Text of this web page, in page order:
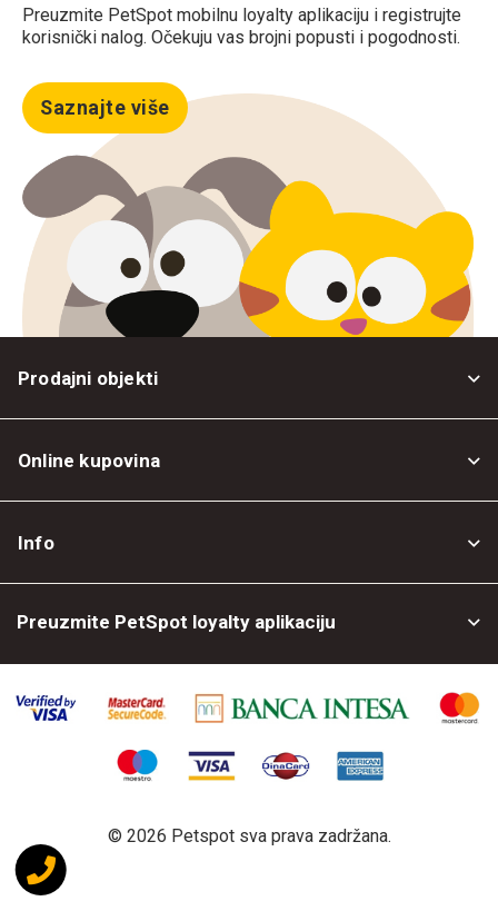
Preuzmite PetSpot mobilnu loyalty aplikaciju i registrujte
korisnički nalog. Očekuju vas brojni popusti i pogodnosti.
Saznajte više
Prodajni objekti
Online kupovina
Info
Preuzmite PetSpot loyalty aplikaciju
© 2026 Petspot sva prava zadržana.